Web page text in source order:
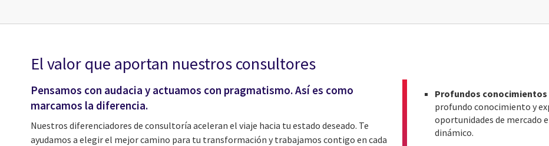
El valor que aportan nuestros consultores
Pensamos con audacia y actuamos con pragmatismo. Así es como
marcamos la diferencia.
Nuestros diferenciadores de consultoría aceleran el viaje hacia tu estado deseado. Te
ayudamos a elegir el mejor camino para tu transformación y trabajamos contigo en cada
Profundos
profundo conocimiento y
oportunidades de mercado
dinámico.